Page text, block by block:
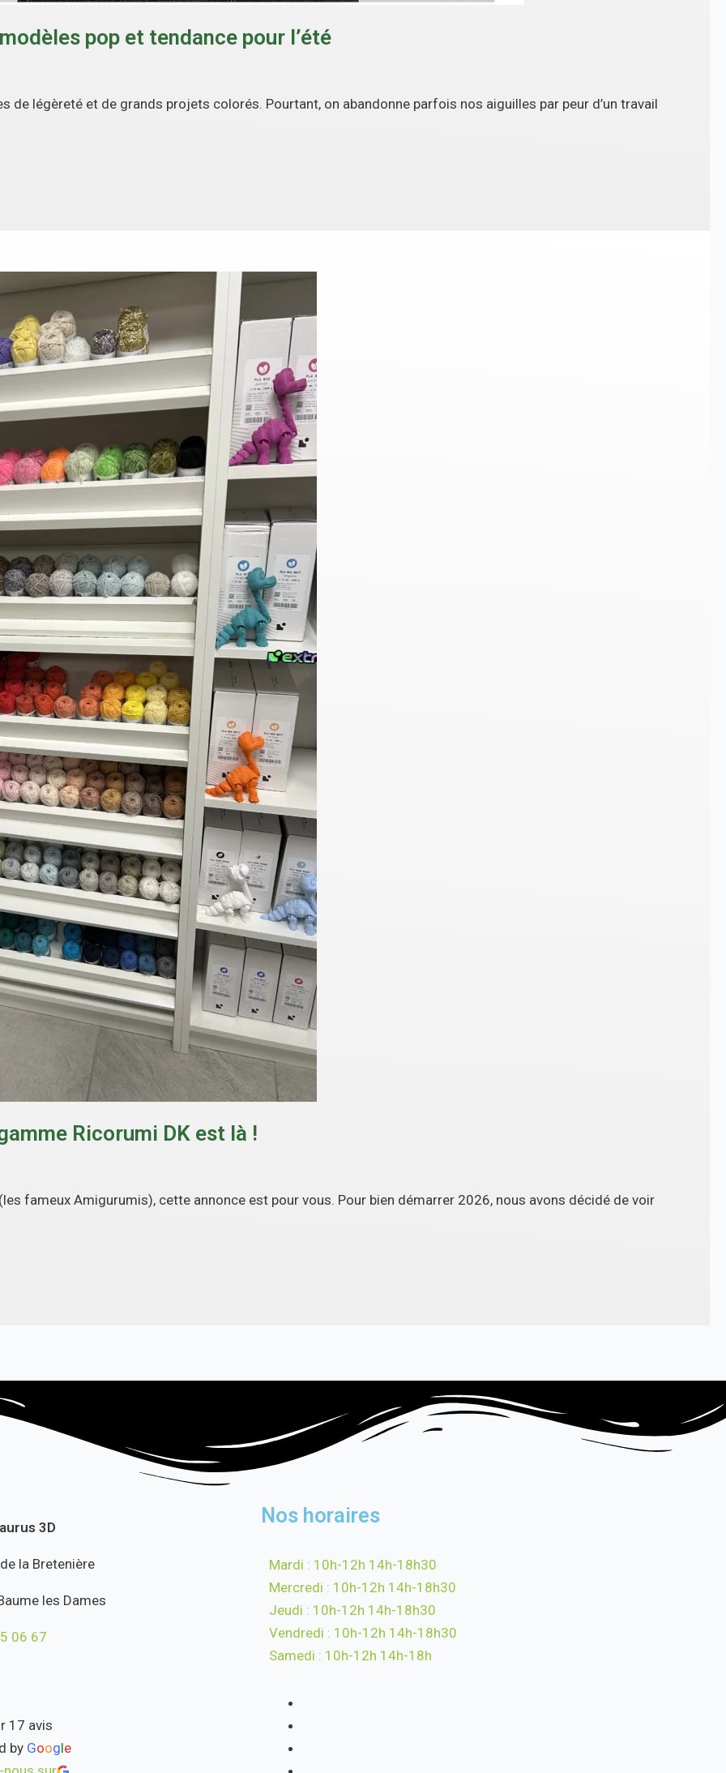
pop et tendance pour l’été
de légèreté et de grands projets colorés. Pourtant, on abandonne parfois nos aiguilles par peur d’un travail
Ricorumi DK est là !
fameux Amigurumis), cette annonce est pour vous. Pour bien démarrer 2026, nous avons décidé de voir
3D
la Bretenière
les Dames
06 67
Nos horaires
Mardi : 10h-12h 14h-18h30
Mercredi : 10h-12h 14h-18h30
Jeudi : 10h-12h 14h-18h30
Vendredi : 10h-12h 14h-18h30
Samedi : 10h-12h 14h-18h
17 avis
by Google